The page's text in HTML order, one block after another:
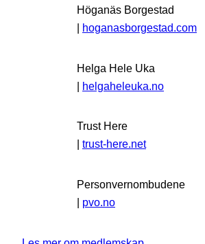
Höganäs Borgestad
| hoganasborgestad.com
Helga Hele Uka
| helgaheleuka.no
Trust Here
trust-here.net
Personvernombudene
| pvo.no